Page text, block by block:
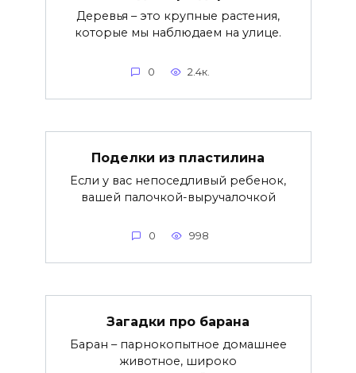
Деревья – это крупные растения,
которые мы наблюдаем на улице.
0 2.4к.
Поделки из пластилина
Если у вас непоседливый ребенок,
вашей палочкой-выручалочкой
0 998
Загадки про барана
Баран – парнокопытное домашнее
животное, широко